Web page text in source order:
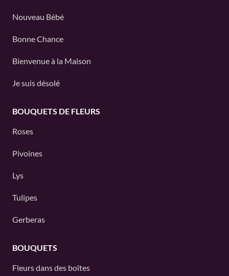
Nouveau Bébé
Bonne Chance
Bienvenue à la Maison
Je suis désolé
BOUQUETS DE FLEURS
Roses
Pivoines
Lys
Tulipes
Gerberas
BOUQUETS
Fleurs dans des boîtes